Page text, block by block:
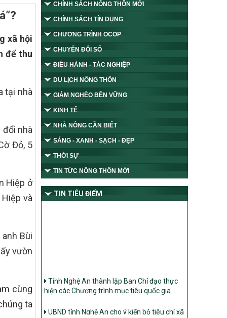
xã hội
để thu
tại nhà
đổi nhà
Đỏ, 5
Hiệp ở
và
Bùi
vườn
cùng
ta
CHÍNH SÁCH NÔNG THÔN MỚI
CHÍNH SÁCH TÍN DỤNG
CHƯƠNG TRÌNH OCOP
CHUYỂN ĐỔI SỐ
ĐIỀU HÀNH - TÁC NGHIỆP
DU LỊCH NÔNG THÔN
GIẢM NGHÈO BỀN VỮNG
KINH TẾ
NHÀ NÔNG CẦN BIẾT
SÁNG - XANH - SẠCH - ĐẸP
THỜI SỰ
TIN TỨC NÔNG THÔN MỚI
TIN TIÊU ĐIỂM
hiện các Chương trình mục tiêu quốc gia
Nông thôn mới